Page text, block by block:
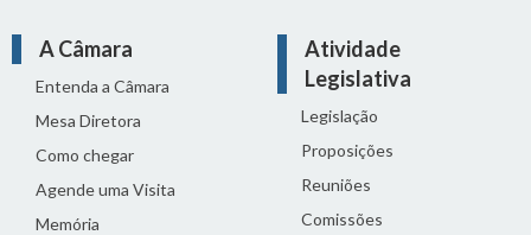
A Câmara
Entenda a Câmara
Mesa Diretora
Como chegar
Agende uma Visita
Memória
Atividade
Legislativa
Legislação
Proposições
Reuniões
Comissões